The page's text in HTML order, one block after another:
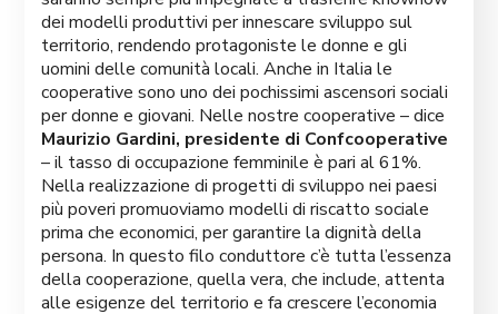
dei modelli produttivi per innescare sviluppo sul
territorio, rendendo protagoniste le donne e gli
uomini delle comunità locali. Anche in Italia le
cooperative sono uno dei pochissimi ascensori sociali
per donne e giovani. Nelle nostre cooperative – dice
Maurizio Gardini, presidente di Confcooperative
– il tasso di occupazione femminile è pari al 61%.
Nella realizzazione di progetti di sviluppo nei paesi
più poveri promuoviamo modelli di riscatto sociale
prima che economici, per garantire la dignità della
persona. In questo filo conduttore c’è tutta l’essenza
della cooperazione, quella vera, che include, attenta
alle esigenze del territorio e fa crescere l’economia